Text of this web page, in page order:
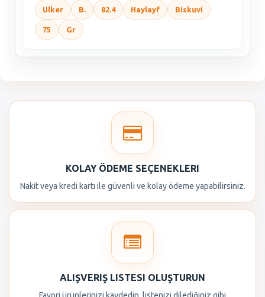
Ulker B. 82.4 Haylayf Biskuvi
75 Gr
KOLAY ÖDEME SEÇENEKLERI
Nakit veya kredi kartı ile güvenli ve kolay ödeme yapabilirsiniz.
ALIŞVERIŞ LISTESI OLUŞTURUN